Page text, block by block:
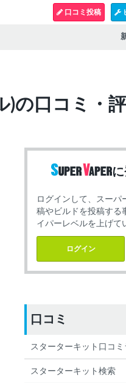
口コミ投稿
)の口コミ・
ログインして、スーパ
稿やビルドを投稿する
イパーレベルを上げて
ログイン
口コミ
スターターキット口コ
スターターキット検索